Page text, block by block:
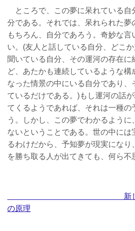
ところで、この夢に呆れている自
分である。それでは、呆れられた夢
もちろん、自分であろう。奇妙な言
い。(友人と話している自分、どこ
聞いている自分、その運河の存在に
ど、あたかも連続しているような構
なった情景の中にいる自分であり、
ているだけである。)もし運河の話
てくるようであれば、それは一種の
う。しかし、この夢でわかるよう
ないということである。世の中には
るわけだから、予知夢が現実になり
を勝ち取る人が出てきても、何ら不
新しい心の分
の原理